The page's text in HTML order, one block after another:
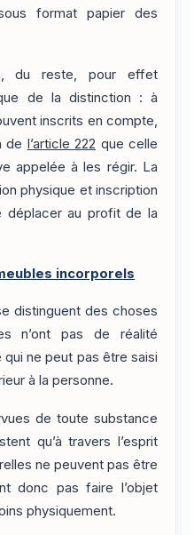
format papier des
du reste, pour effet
de la distinction : à
inscrits en compte,
de l’article 222 que celle
appelée à les régir. La
physique et inscription
déplacer au profit de la
incorporels
distinguent des choses
n’ont pas de réalité
ne peut pas être saisi
à la personne.
de toute substance
qu’à travers l’esprit
ne peuvent pas être
donc pas faire l’objet
physiquement.